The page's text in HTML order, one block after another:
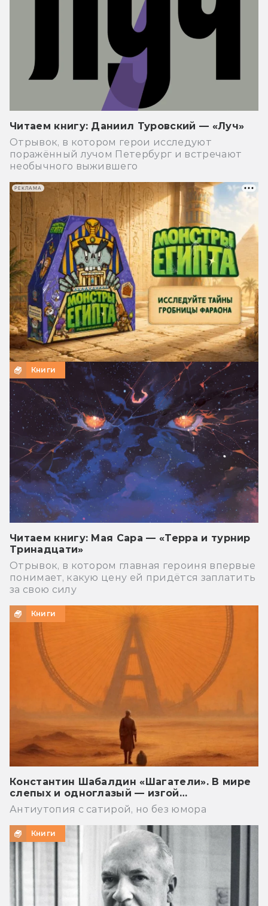
Читаем книгу: Даниил Туровский — «Луч»
Отрывок, в котором герои исследуют
поражённый лучом Петербург и встречают
необычного выжившего
Книги
Читаем книгу: Мая Сара — «Терра и турнир
Тринадцати»
Отрывок, в котором главная героиня впервые
понимает, какую цену ей придётся заплатить
за свою силу
Книги
Константин Шабалдин «Шагатели». В мире
слепых и одноглазый — изгой…
Антиутопия с сатирой, но без юмора
Книги
РЕКЛАМА